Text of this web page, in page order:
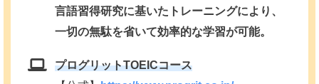
言語習得研究に基いたトレーニングにより、
一切の無駄を省いて効率的な学習が可能。
プログリットTOEICコース